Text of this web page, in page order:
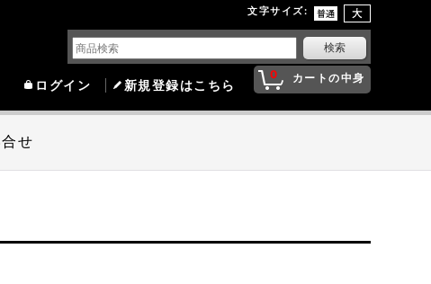
文字サイズ:
0 カートの中身
ログイン 新規登録はこちら
せ